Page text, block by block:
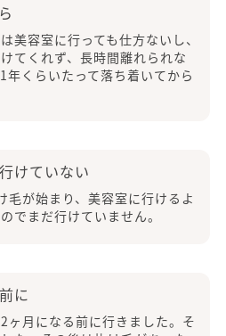
美容室に行っても仕方ないし、
てくれず、長時間離れられな
年くらいたって落ち着いてから
けていない
毛が始まり、美容室に行けるよ
でまだ行けていません。
に
ヶ月になる前に行きました。そ